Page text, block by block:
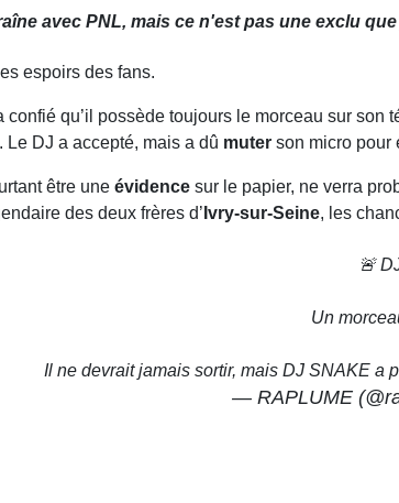
avec PNL, mais ce n'est pas une exclu
espoirs des fans.
confié qu’il possède toujours le morceau sur son
. Le DJ a accepté, mais a dû muter son micro pour
être une évidence sur le papier, ne verra
des deux frères d’ Ivry-sur-Seine, les
🚨
Un
Il ne devrait jamais sortir, mais DJ SNAKE a
— RAPLUME